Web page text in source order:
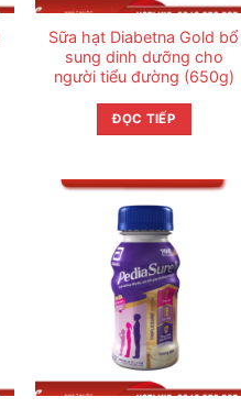
Sữa hạt Diabetna Gold bổ
sung dinh dưỡng cho
người tiểu đường (650g)
ĐỌC TIẾP